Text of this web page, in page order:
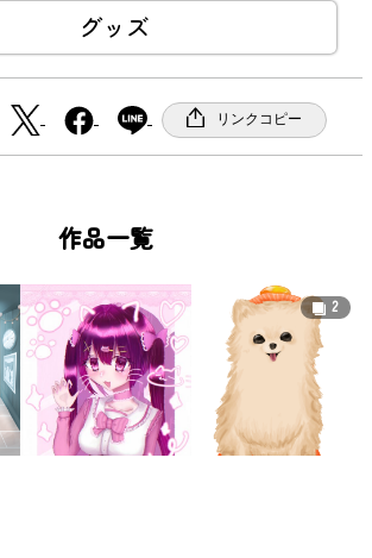
グッズ
a
c
o
o
k
リンクコピー
作品一覧
2